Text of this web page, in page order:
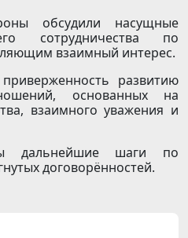
обсудили насущные
сотрудничества по
взаимный интерес.
развитию
основанных на
взаимного уважения и
дальнейшие шаги по
договорённостей.